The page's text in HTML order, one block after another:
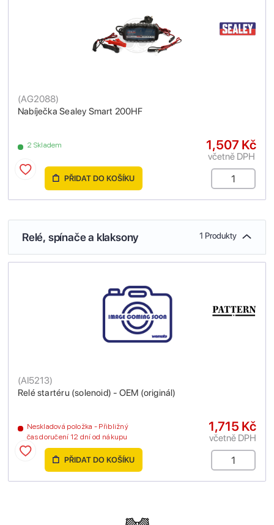
Nabíječka Sealey Smart 200HF
(AG2088)
2 Skladem 1,507 Kč
včetně DPH
PŘIDAT DO KOŠÍKU
Relé, spínače a klaksony 1 Produkty
Relé startéru (solenoid) - OEM (originál)
(AI5213)
Neskladová položka - Přibližný
čas doručení 12 dní od nákupu
1,715 Kč
včetně DPH
PŘIDAT DO KOŠÍKU